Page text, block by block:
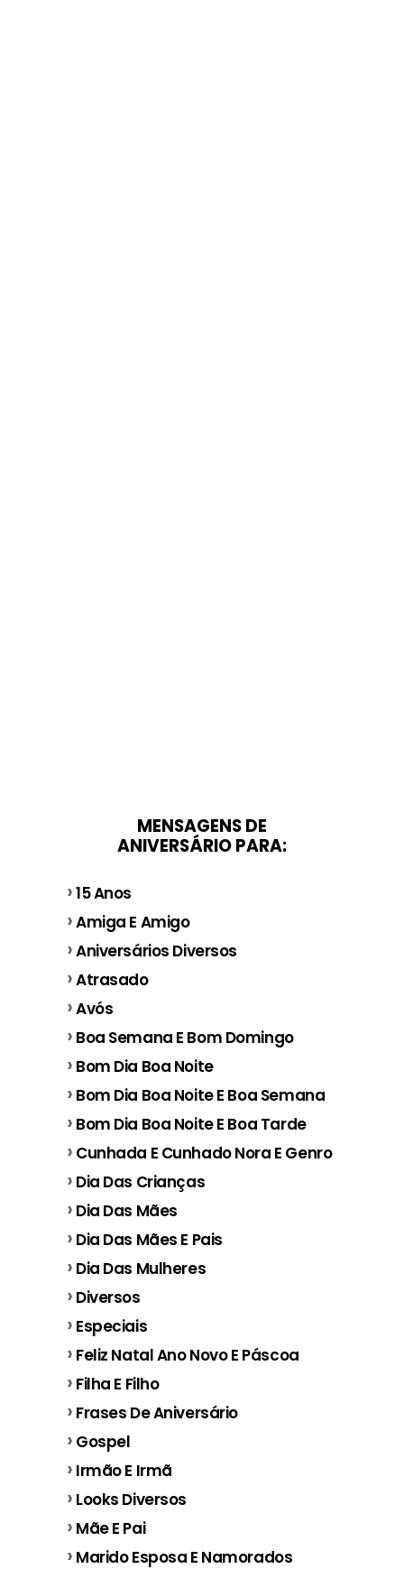
MENSAGENS DE
ANIVERSÁRIO PARA:
15 Anos
Amiga E Amigo
Aniversários Diversos
Atrasado
Avós
Boa Semana E Bom Domingo
Bom Dia Boa Noite
Bom Dia Boa Noite E Boa Semana
Bom Dia Boa Noite E Boa Tarde
Cunhada E Cunhado Nora E Genro
Dia Das Crianças
Dia Das Mães
Dia Das Mães E Pais
Dia Das Mulheres
Diversos
Especiais
Feliz Natal Ano Novo E Páscoa
Filha E Filho
Frases De Aniversário
Gospel
Irmão E Irmã
Looks Diversos
Mãe E Pai
Marido Esposa E Namorados